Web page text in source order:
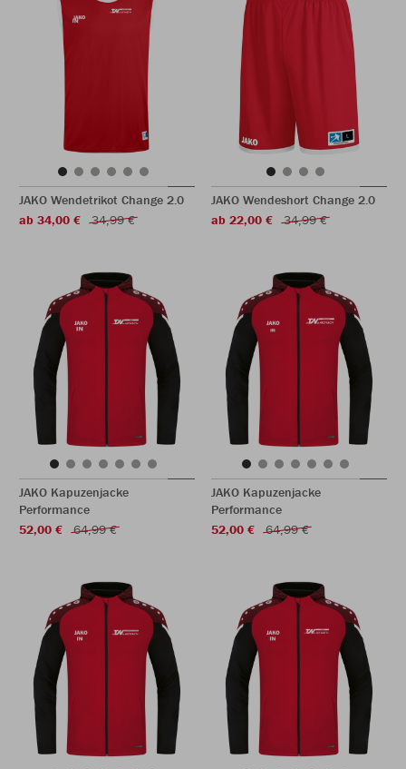
JAKO Wendetrikot Change 2.0
ab 34,00 €
34,99 €
JAKO Wendeshort Change 2.0
ab 22,00 €
34,99 €
JAKO Kapuzenjacke
Performance
52,00 €
64,99 €
JAKO Kapuzenjacke
Performance
52,00 €
64,99 €